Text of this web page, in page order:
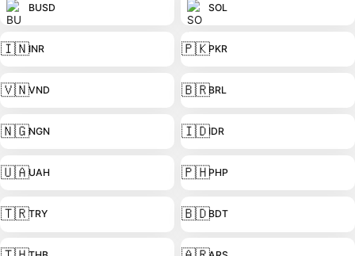
BUSD SOL
🇮🇳INR 🇵🇰PKR
🇻🇳VND 🇧🇷BRL
🇳🇬NGN 🇮🇩IDR
🇺🇦UAH 🇵🇭PHP
🇹🇷TRY 🇧🇩BDT